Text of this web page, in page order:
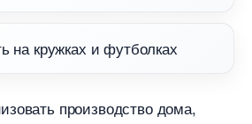
на кружках и футболках
производство дома,